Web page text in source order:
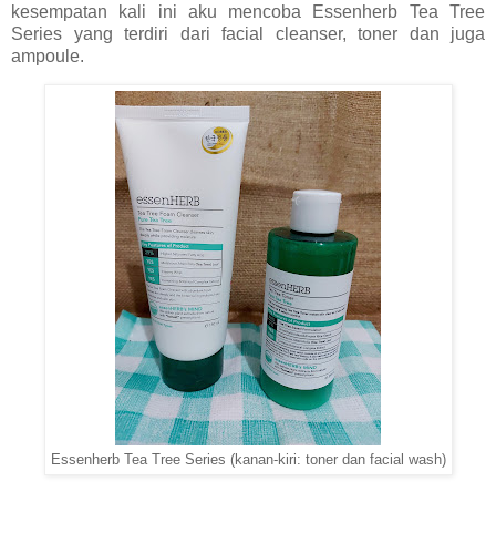
kesempatan kali ini aku mencoba Essenherb Tea Tree
Series yang terdiri dari facial cleanser, toner dan juga
ampoule.
Essenherb Tea Tree Series (kanan-kiri: toner dan facial wash)